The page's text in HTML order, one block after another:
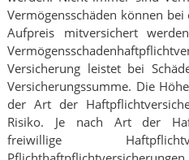
Vermögensschäden können
Aufpreis mitversichert
Versicherung leistet bei
Versicherungssumme. Die
der Art der
Risiko. Je nach Art der
freiwillige